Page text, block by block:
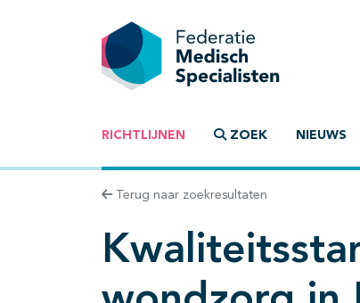
RICHTLIJNEN ZOEK NIEUWS
Terug naar zoekresultaten